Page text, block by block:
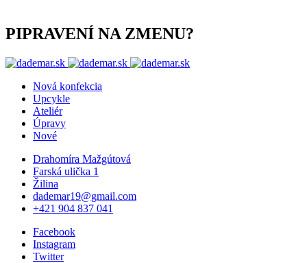
PIPRAVENÍ NA ZMENU?
Nová konfekcia
Upcykle
Ateliér
Úpravy
Nové
Drahomíra Mažgútová
Farská ulička 1
Žilina
dademar19@gmail.com
+421 904 837 041
Facebook
Instagram
Twitter